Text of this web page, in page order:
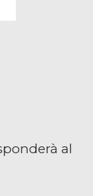
al